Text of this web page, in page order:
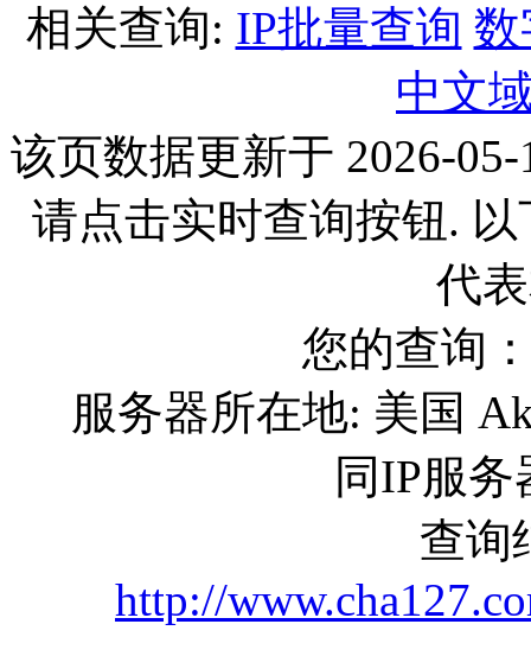
相关查询: IP批量查询 数
中文
该页数据更新于 2026-
请点击实时查询按钮.
代
您的查询
服务器所在地: 美国
同IP服
查询
http://